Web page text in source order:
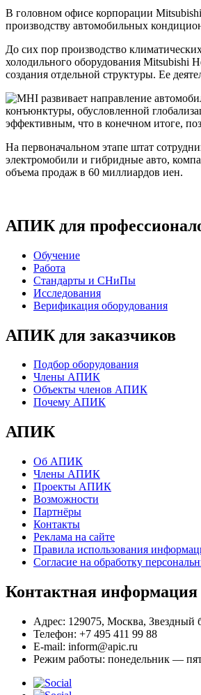
В головном офисе корпорации
производству автомобильных
До сих пор производство
холодильного оборудования Mitsubishi
создания отдельной структуры. Ее
конъюнктуры, обусловленной
эффективным, что в конечном итоге,
На первоначальном этапе штат
электромобили и гибридные авто,
объема продаж в 60 миллиардов иен.
АПИК для
Обучение
Работа
Стандарты и СНиПы
Исследования
Верификация оборудования
АПИК для заказчиков
Подбор оборудования
Члены АПИК
Объекты членов АПИК
Почему АПИК
АПИК
Об АПИК
Члены АПИК
Проекты АПИК
Возможности
Партнёры
Контакты
Реклама на сайте
Правила использования
Согласие на обработку
Контактная информация
Адрес: 129075, Москва, Звездный
Телефон: +7 495 411 99 88
E-mail: inform@apic.ru
Режим работы: понедельник —